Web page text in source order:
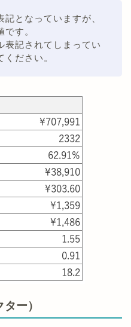
となっていますが、
す。
表記されてしまってい
ださい。
ー）